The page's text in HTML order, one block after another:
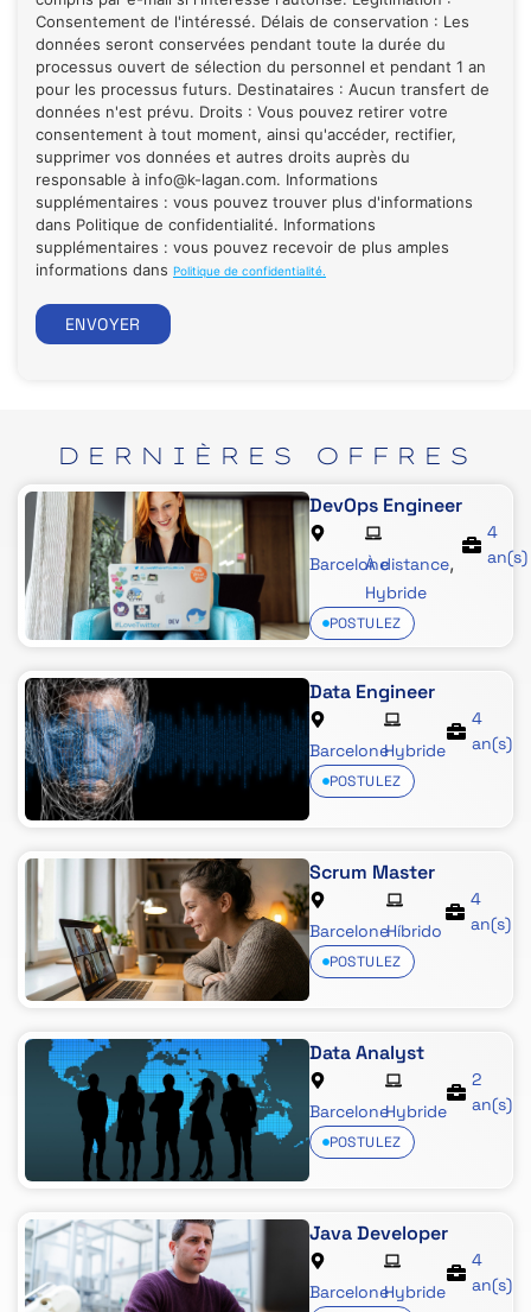
Consentement de l'intéressé. Délais de conservation : Les
données seront conservées pendant toute la durée du
processus ouvert de sélection du personnel et pendant 1 an
pour les processus futurs. Destinataires : Aucun transfert de
données n'est prévu. Droits : Vous pouvez retirer votre
consentement à tout moment, ainsi qu'accéder, rectifier,
supprimer vos données et autres droits auprès du
responsable à info@k-lagan.com. Informations
supplémentaires : vous pouvez trouver plus d'informations
dans Politique de confidentialité. Informations
supplémentaires : vous pouvez recevoir de plus amples
informations dans Politique de confidentialité.
ENVOYER
DERNIÈRES OFFRES
DevOps Engineer
BarceloneÀ distance,
Hybride
4
an(s)
POSTULEZ
Data Engineer
BarceloneHybride
4
an(s)
POSTULEZ
Scrum Master
BarceloneHíbrido
4
an(s)
POSTULEZ
Data Analyst
BarceloneHybride
2
an(s)
POSTULEZ
Java Developer
BarceloneHybride
4
an(s)